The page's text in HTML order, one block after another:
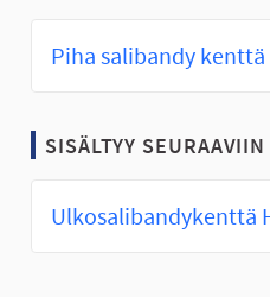
Piha salibandy
SISÄLTYY
Ulkosalibandykenttä